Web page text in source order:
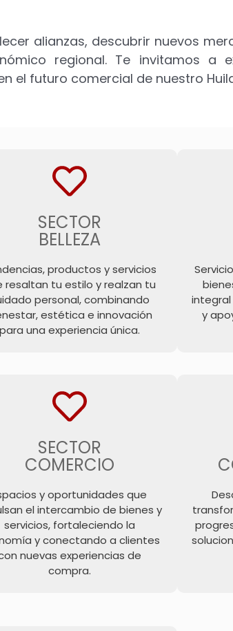
alianzas, descubrir nuevos
regional. Te invitamos a
el futuro comercial de nuestro
SECTOR
BELLEZA
productos y servicios
resaltan tu estilo y realzan tu
personal, combinando
estética e innovación
para una experiencia única.
integral
y
SECTOR
COMERCIO
y oportunidades que
el intercambio de bienes y
servicios, fortaleciendo la
y conectando a clientes
nuevas experiencias de
compra.